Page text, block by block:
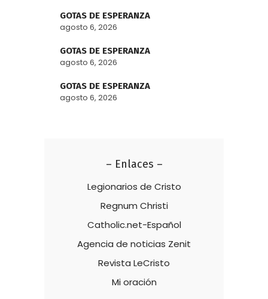
GOTAS DE ESPERANZA
agosto 6, 2026
GOTAS DE ESPERANZA
agosto 6, 2026
GOTAS DE ESPERANZA
agosto 6, 2026
– Enlaces –
Legionarios de Cristo
Regnum Christi
Catholic.net-Español
Agencia de noticias Zenit
Revista LeCristo
Mi oración